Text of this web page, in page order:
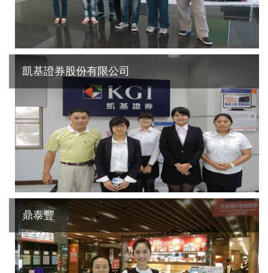
凱基證券股份有限公司
鼎泰豐